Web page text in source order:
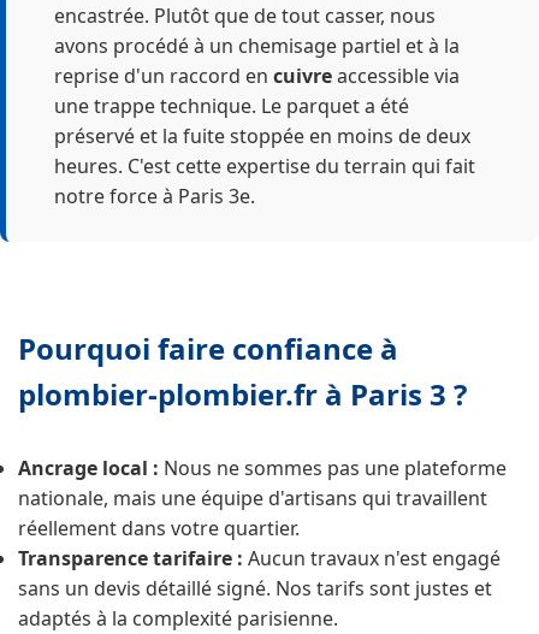
encastrée. Plutôt que de tout casser, nous
avons procédé à un chemisage partiel et à la
reprise d'un raccord en cuivreaccessible via
une trappe technique. Le parquet a été
préservé et la fuite stoppée en moins de deux
heures. C'est cette expertise du terrain qui fait
notre force à Paris 3e.
Pourquoi faire confiance à
plombier-plombier.fr à Paris 3 ?
Ancrage local : Nous ne sommes pas une plateforme
nationale, mais une équipe d'artisans qui travaillent
réellement dans votre quartier.
Transparence tarifaire : Aucun travaux n'est engagé
sans un devis détaillé signé. Nos tarifs sont justes et
adaptés à la complexité parisienne.